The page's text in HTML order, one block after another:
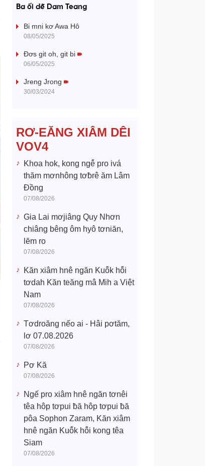
a
y
V
o
Ba ối dê̆ Dam Teang
Bi mni kơ Awa Hô
08/05/2025
Đơs git oh, git bi
06/05/2025
Jreng Jrong
30/03/2024
RƠ-EĂNG XIÂM DÊI
VOV4
Khoa hok, kong ngê̆ pro ivá
thăm mơnhông tơƀrê ăm Lâm
Đồng
07/08/2026
Gia Lai mơjiâng Quy Nhơn
chiâng bêng ôm hyô tơniăn,
lĕm ro
07/08/2026
Kăn xiâm hnê ngăn Kuô̆k hô̆i
tơdah Kăn teăng mâ Mih a Việt
Nam
07/08/2026
Tơdroăng nếo ai - Hâi pơtăm,
lơ 07.08.2026
07/08/2026
Pơ Kă
07/08/2026
Ngế pro xiâm hnê ngăn tơnêi
têa hôp tơpui ƀă hôp tơpui ƀă
pôa Sophon Zaram, Kăn xiâm
hnê ngăn Kuô̆k hô̆i kong têa
Siam
07/08/2026